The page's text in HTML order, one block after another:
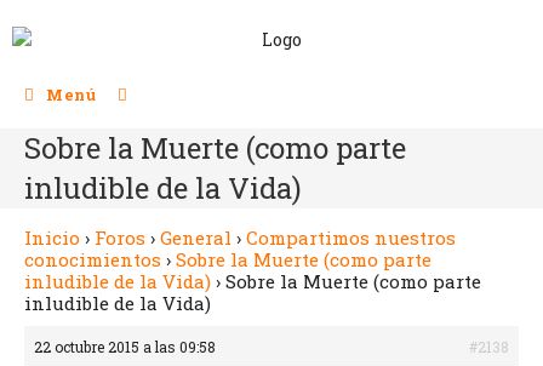
Menú
Sobre la Muerte (como parte
inludible de la Vida)
Inicio › Foros › General › Compartimos nuestros
conocimientos › Sobre la Muerte (como parte
inludible de la Vida) › Sobre la Muerte (como parte
inludible de la Vida)
22 octubre 2015 a las 09:58 #2138